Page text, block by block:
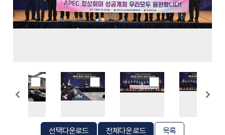
선택다운로드 전체다운로드 목록